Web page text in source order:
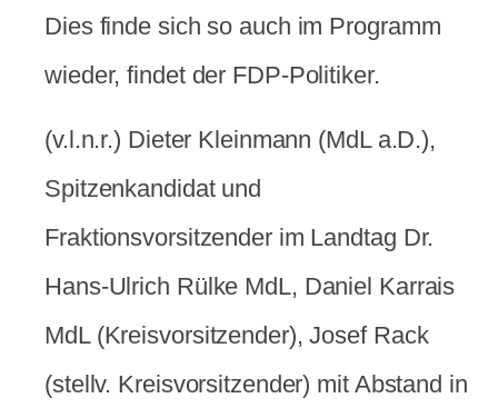
Dies finde sich so auch im Programm
wieder, findet der FDP-Politiker.
(v.l.n.r.) Dieter Kleinmann (MdL a.D.),
Spitzenkandidat und
Fraktionsvorsitzender im Landtag Dr.
Hans-Ulrich Rülke MdL, Daniel Karrais
MdL (Kreisvorsitzender), Josef Rack
(stellv. Kreisvorsitzender) mit Abstand in